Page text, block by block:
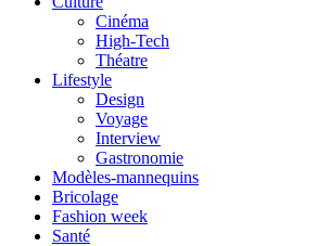
Cinéma
High-Tech
Théatre
Lifestyle
Design
Voyage
Interview
Gastronomie
Modèles-mannequins
Bricolage
Fashion week
Santé